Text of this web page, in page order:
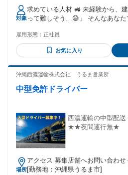
あたり3万7500円（固定残業時間
残業時間を超えた勤務時間につい
【一律手当】 全員に一律で支払
金額：あり 1ヶ月あたり2100円 〜
60,000円(1年経過後支給)⭐️ 月給277,500円+交通費 ※固定残業
手当20H分/37,500円含む。超過分
※残業が20時間以内でも固定残業代
与は年1回（決算賞与）
対象
求めている人材 🚜 未経験から、
って難しそう…😅」 そんなあな
みんな初心者です😊 先輩がイチか
心してスタートできます☝️ 🌟こんな人にピッタリ！ ✅ 体を動
かす仕事が好き！ ✅ 機械や車に
い！ ✅ 一生モノの技術を身につけたい！ ひとつで
の⁉️ 🎓 最初の2か月は研修期間 ニ
事はしません☺️ 先輩と一緒に作業
しずつ増やしていきます✨ 分から
てOK‼️ 1日の流れ🚜 🕖8:00 ／ 朝礼・出庫準備・接客 今日出
ていく機械を確認。 来店されたお
🍱12:00 ／ 休憩（60分） 近隣に
車場完備なので、車で出る人も。
雇用形態： 正社員
お気に入り
沖縄西濃運輸株式会社 うるま営業所
中型免許ドライバー
西濃運輸の中型配
★★夜間運行無★
場所
アクセス 募集店舗へお問い合わせ
[勤務地：沖縄県うるま市]